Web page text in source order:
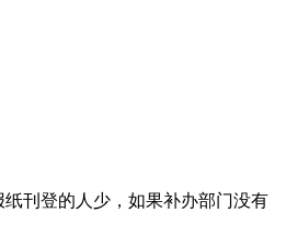
刊登的人少，如果补办部门没有